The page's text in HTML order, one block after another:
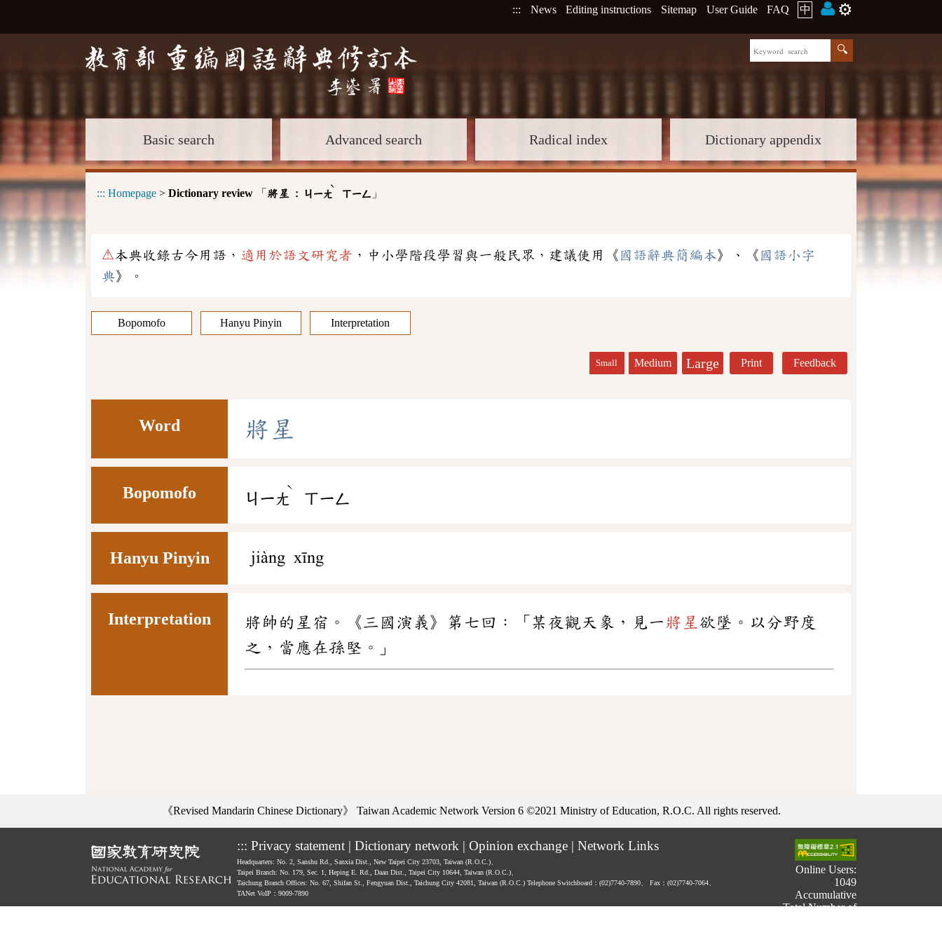
::: News Editing instructions Sitemap User Guide FAQ 中 ⚙️
Basic search Advanced search Radical index Dictionary appendix
::: Homepage > Dictionary review 「 將星 : ㄐㄧㄤ
ˋ
ㄒㄧㄥ 」
⚠本典收錄古今用語， 適用於語文研究者 ，中小學階段學習與一般民眾，建議使用《 國語辭典簡編本》、《 國語小字
典》。
Bopomofo Hanyu Pinyin Interpretation
Small Medium Large Print Feedback
Word 將 星
Bopomofo ㄐㄧㄤ
ˋ
ㄒㄧㄥ
Hanyu Pinyin jiàng xīng
Interpretation 將帥的星宿。《三國演義》第七回：「某夜觀天象，見一 將星 欲墜。以分野度
之，當應在孫堅。」
《Revised Mandarin Chinese Dictionary》 Taiwan Academic Network Version 6 ©2021 Ministry of Education, R.O.C. All rights reserved.
::: Privacy statement | Dictionary network | Opinion exchange | Network Links
Headquarters: No. 2, Sanshu Rd., Sanxia Dist., New Taipei City 23703, Taiwan (R.O.C.)、
Taipei Branch: No. 179, Sec. 1, Heping E. Rd., Daan Dist., Taipei City 10644, Taiwan (R.O.C.)、
Taichung Branch Offices: No. 67, Shifan St., Fengyuan Dist., Taichung City 42081, Taiwan (R.O.C.) Telephone Switchboard：(02)7740-7890、
Fax：(02)7740-7064、
TANet VoIP：9009-7890
Online Users:
1049
Accumulative
Total Number of